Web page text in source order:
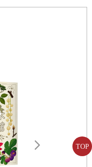
TOP